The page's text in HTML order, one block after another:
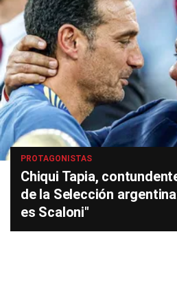
PROTAGONISTAS
Chiqui Tapia,
de la Selección
es Scaloni"